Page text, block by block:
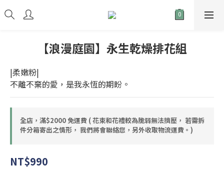
【浪漫庭園】永生乾燥排花組
|柔嫩粉|
不離不棄的愛，是我永恆的期盼。
全店，滿$2000 免運費 ( 花束和花禮較為脆弱無法擠壓， 若需拆
件分箱寄出之情形， 我們將會聯絡您，另外收取物流運費。)
NT$990